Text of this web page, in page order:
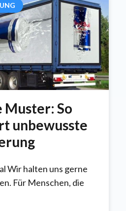
So
unbewusste
Wir halten uns gerne
Für Menschen, die